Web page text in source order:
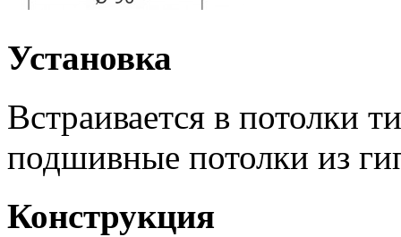
Установка
Встраивается в потолки
подшивные потолки из
Конструкция